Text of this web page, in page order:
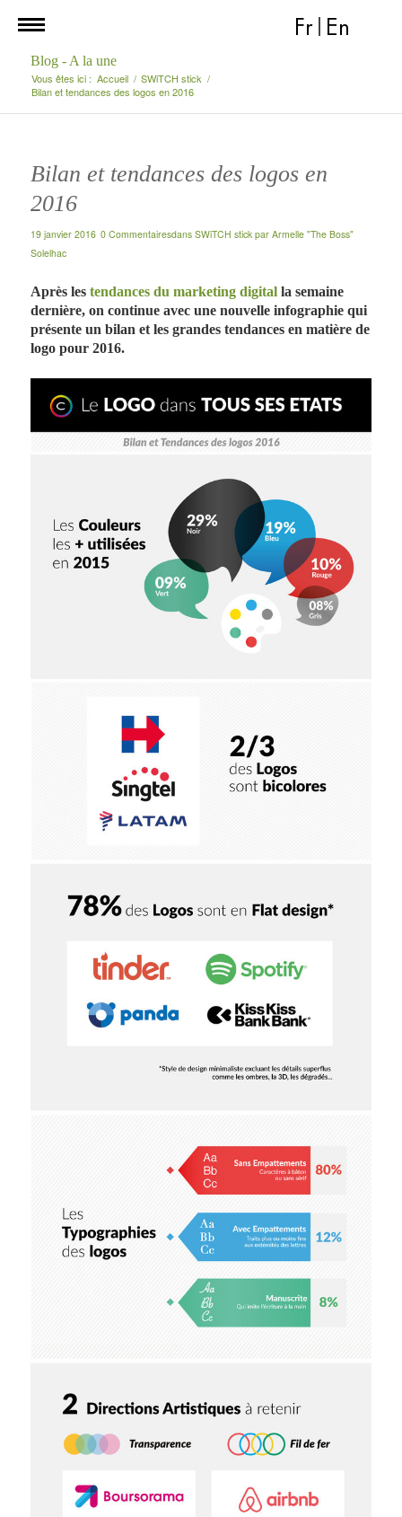
Fr En
Blog - A la une
Vous êtes ici : Accueil / SWiTCH stick /
Bilan et tendances des logos en 2016
Bilan et tendances des logos en
2016
19 janvier 2016 0 Commentairesdans SWiTCH stick par Armelle "The Boss"
Solelhac
Après les tendances du marketing digitalla semaine
dernière, on continue avec une nouvelle infographie qui
présente un bilan et les grandes tendances en matière de
logo pour 2016.